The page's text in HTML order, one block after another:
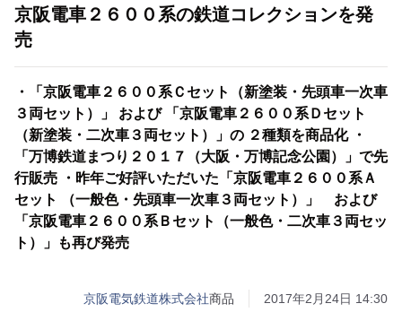
京阪電車２６００系の鉄道コレクションを発
売
・「京阪電車２６００系Ｃセット（新塗装・先頭車一次車
３両セット）」 および 「京阪電車２６００系Ｄセット
（新塗装・二次車３両セット）」の ２種類を商品化 ・
「万博鉄道まつり２０１７（大阪・万博記念公園）」で先
行販売 ・昨年ご好評いただいた「京阪電車２６００系Ａ
セット （一般色・先頭車一次車３両セット）」 および
「京阪電車２６００系Ｂセット（一般色・二次車３両セッ
ト）」も再び発売
京阪電気鉄道株式会社商品 2017年2月24日 14:30